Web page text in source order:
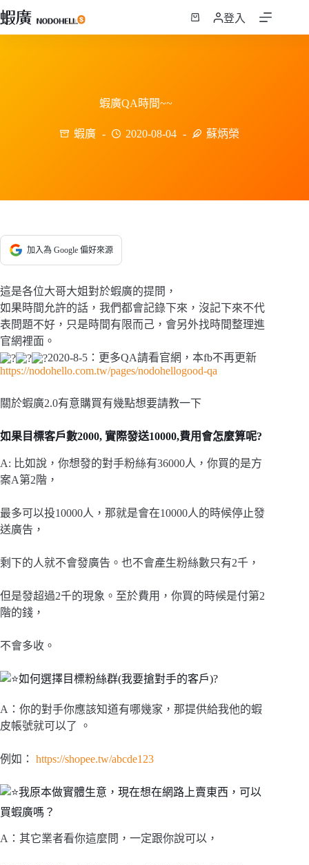
跳
至
登入
蝦廣QA時間~~
蝦廣 2020-08-04 蘇炳榮
加入為 Google 偏好來源
這是各位大哥大姐對於蝦廣的提問，
如果時間允許的話，我們都會記錄下來，沒記下來不代
表問題不好，只是時間有限而己，會另外找時間整理進
官網裡面。
2020-8-5：更多QA請看官網，本fb不再更新
https://nodohello.com.tw/pages/nodohellogood-qa
關於蝦廣2.0有意購買有幾點想要請教一下
如果目標客戶數2000, 實際發送10000,費用會怎麼算呢?
A: 比如說，你想發的對手粉絲有36000人，你買的是方
案A第2階，
最多可以投10000人，那就是會在10000人的時候停止發
送廣告，
剩下的人就不會發廣告。也不會產生粉絲數只有2千，
但是發超過2千的現象。至於費用，你買的時候是付第2
階的錢，
不會多收。
如何選擇目標粉絲群(我要搶對手的客戶)?
A：你的對手你應該知道有哪幾家，那提供給我他的蝦
皮帳號就可以了 。
例如： https://shopee.tw/abcde123
我原本做實體生意，現在想在網路上賣東西，可以
買蝦廣嗎？
A：其它業者看你這麼問，一定跟你說可以，